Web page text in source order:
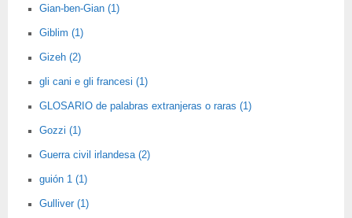
Gian-ben-Gian (1)
Giblim (1)
Gizeh (2)
gli cani e gli francesi (1)
GLOSARIO de palabras extranjeras o raras (1)
Gozzi (1)
Guerra civil irlandesa (2)
guión 1 (1)
Gulliver (1)